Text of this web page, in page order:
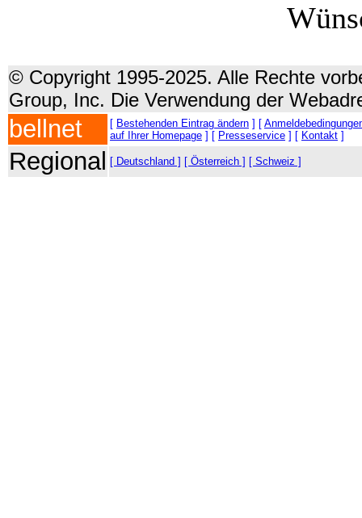
© Copyright 1995-2025. Alle Rechte
Group, Inc. Die Verwendung der
bellnet [ Bestehenden Eintrag ändern ] [
auf Ihrer Homepage ] [ Presseservice ] [ Kontakt ]
Regional [ Deutschland ] [ Österreich ] [ Schweiz ]